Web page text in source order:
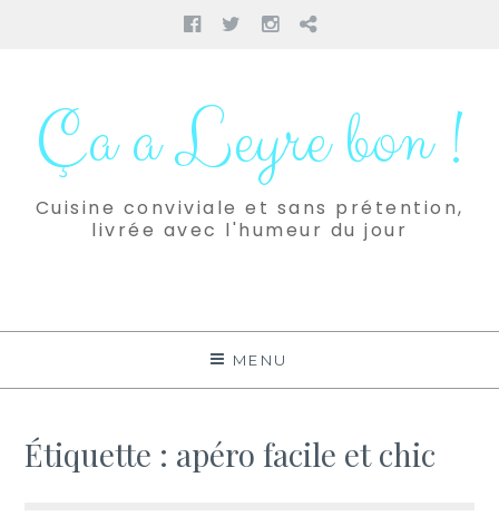
Facebook
TwitterInstagram
Pinterest
contenuÇa a Leyre bon !
Cuisine conviviale et sans prétention,
livrée avec l'humeur du jour
MENU
Étiquette : apéro facile et chic